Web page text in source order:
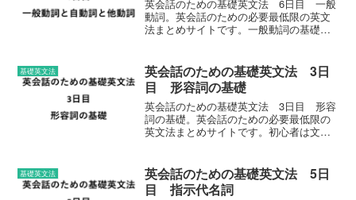
英会話のための基礎英文法 6日目 一般
動詞。英会話のための必要最低限の英文
法まとめサイトです。一般動詞の基礎と
基礎英文法
英会話のための基礎英文法 3日
目 形容詞の基礎
英会話のための基礎英文法 3日目 形容
詞の基礎。英会話のための必要最低限の
英文法まとめサイトです。初心者は文
語でお楽しみください。
基礎英文法
英会話のための基礎英文法 5日
目 指示代名詞